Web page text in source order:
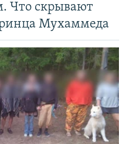
Что скрывают
Мухаммеда